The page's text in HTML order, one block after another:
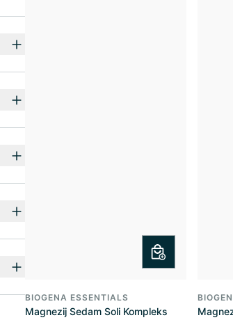
BIOGENA ESSENTIALS
Magnezij Sedam Soli Kompleks